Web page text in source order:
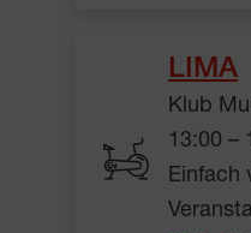
LIMA
Klub
13:00 –
Einfach